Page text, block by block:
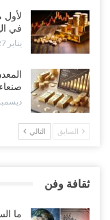
لأول
في
يناير 27, 2025
ديسمبر 6, 2024
السابق التالي
ثقافة وفن